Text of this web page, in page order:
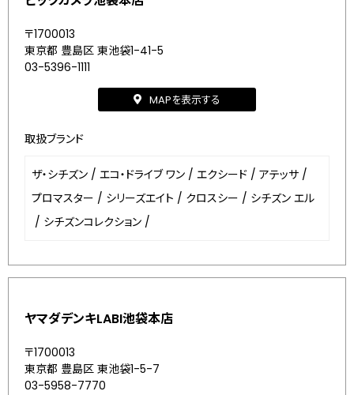
〒1700013
東京都 豊島区 東池袋1-41-5
03-5396-1111
MAPを表示する
取扱ブランド
ザ・シチズン / エコ・ドライブ ワン / エクシード / アテッサ /
プロマスター / シリーズエイト / クロスシー / シチズン エル
/ シチズンコレクション /
ヤマダデンキLABI池袋本店
〒1700013
東京都 豊島区 東池袋1-5-7
03-5958-7770